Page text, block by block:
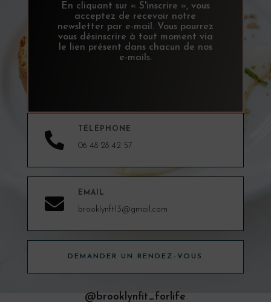
En cliquant sur « S'inscrire », vous
acceptez de recevoir notre
newsletter par e-mail. Vous pourrez
vous désinscrire à tout moment via
le lien présent dans chacun de nos
e-mails.

TÉLÉPHONE
06 48 28 42 57

EMAIL
brooklynft13@gmail.com
DEMANDER UN RENDEZ-VOUS
@brooklynfit_forlife